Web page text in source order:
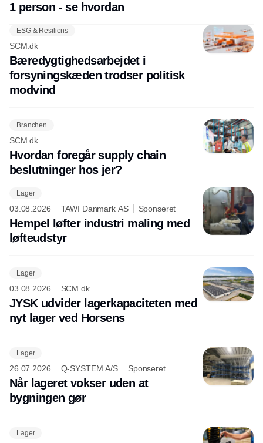
1 person - se hvordan
ESG & Resiliens
SCM.dk
Bæredygtighedsarbejdet i
forsyningskæden trodser politisk
modvind
Branchen
SCM.dk
Hvordan foregår supply chain
beslutninger hos jer?
Lager
03.08.2026 TAWI Danmark AS Sponseret
Hempel løfter industri maling med
løfteudstyr
Lager
03.08.2026 SCM.dk
JYSK udvider lagerkapaciteten med
nyt lager ved Horsens
Lager
26.07.2026 Q-SYSTEM A/S Sponseret
Når lageret vokser uden at
bygningen gør
Lager